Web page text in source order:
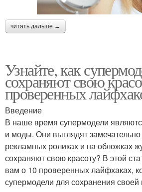
читать дальше →
Узнайте, как
сохраняют свою
проверенных
Введение
В наше время супермодели
и моды. Они выглядят
рекламных роликах и на обложках
сохраняют свою красоту? В этой
вам о 10 проверенных лайфхаках,
супермодели для сохранения